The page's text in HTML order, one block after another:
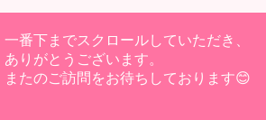
一番下までスクロールしていただき、
ありがとうございます。
またのご訪問をお待ちしております😊